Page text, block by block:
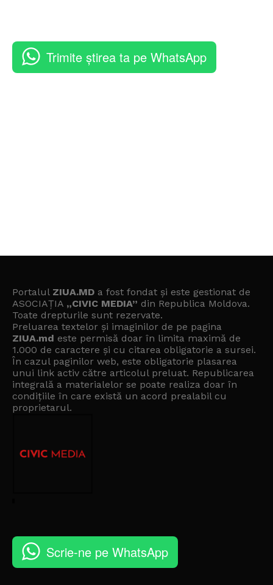
Trimite știrea ta pe WhatsApp
Portalul ZIUA.MD a fost fondat și este gestionat de
ASOCIAȚIA „CIVIC MEDIA” din Republica Moldova.
Toate drepturile sunt rezervate.
Preluarea textelor și imaginilor de pe pagina
ZIUA.md este permisă doar în limita maximă de
1.000 de caractere și cu citarea obligatorie a sursei.
În cazul paginilor web, este obligatorie plasarea
unui link activ către articolul preluat. Republicarea
integrală a materialelor se poate realiza doar în
condițiile în care există un acord prealabil cu
proprietarul.
Scrie-ne pe WhatsApp